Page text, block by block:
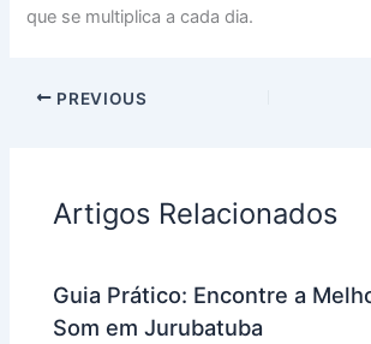
que se multiplica a cada dia.
PREVIOUS
Artigos Relacionados
Guia Prático: Encontre a
Som em Jurubatuba